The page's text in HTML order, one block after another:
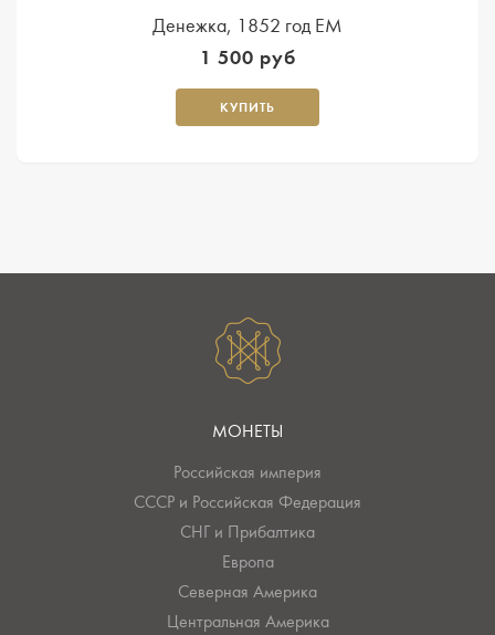
Денежка, 1852 год ЕМ
1 500 руб
КУПИТЬ
МОНЕТЫ
Российская империя
СССР и Российская Федерация
СНГ и Прибалтика
Европа
Северная Америка
Центральная Америка